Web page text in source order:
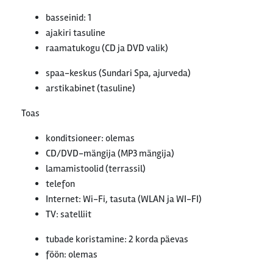
basseinid: 1
ajakiri tasuline
raamatukogu (CD ja DVD valik)
spaa-keskus (Sundari Spa, ajurveda)
arstikabinet (tasuline)
Toas
konditsioneer: olemas
CD/DVD-mängija (MP3 mängija)
lamamistoolid (terrassil)
telefon
Internet: Wi-Fi, tasuta (WLAN ja WI-FI)
TV: satelliit
tubade koristamine: 2 korda päevas
föön: olemas